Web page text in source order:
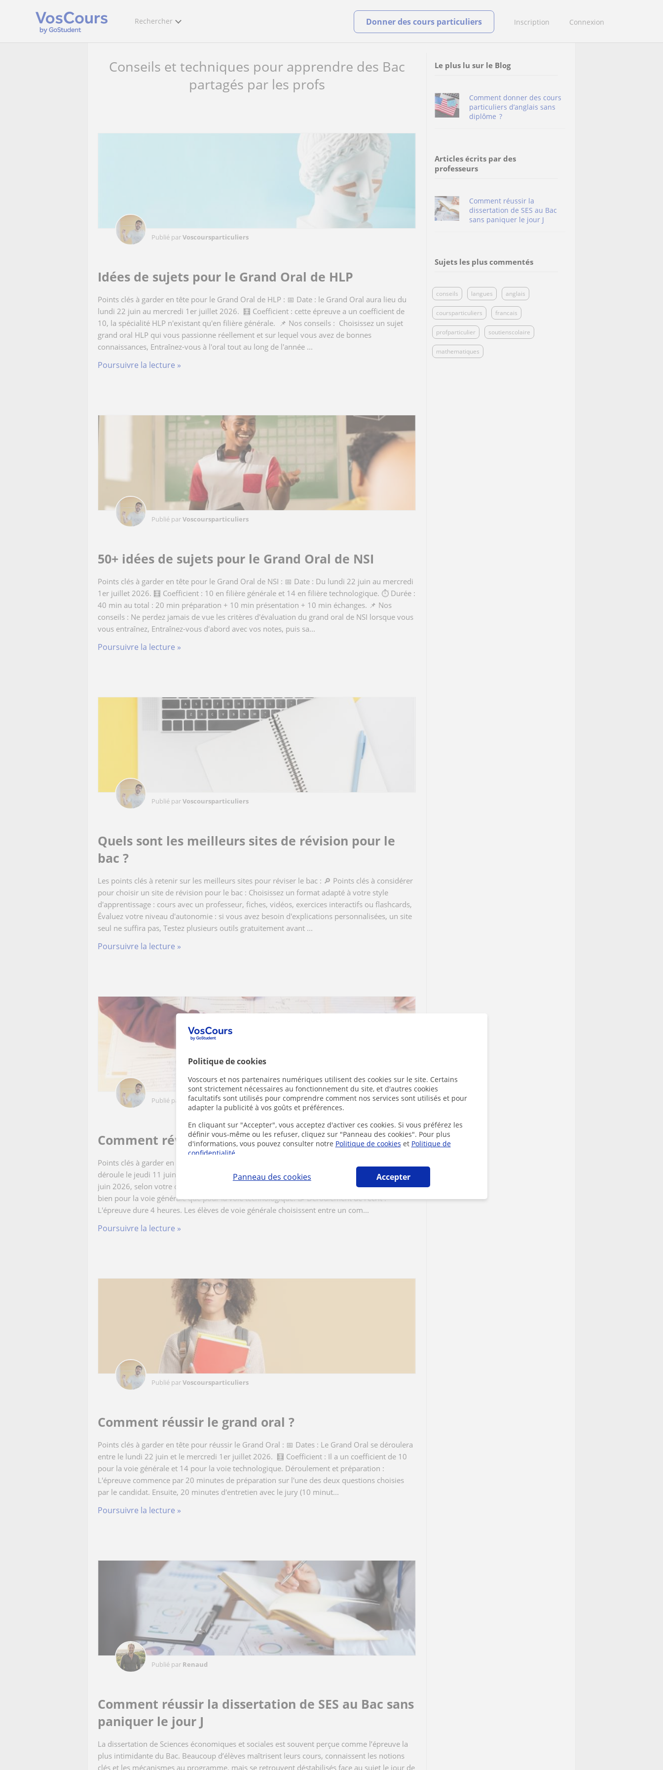
Politique de cookies
Voscours et nos partenaires numériques utilisent des cookies sur le site. Certains
sont strictement nécessaires au fonctionnement du site, et d'autres cookies
facultatifs sont utilisés pour comprendre comment nos services sont utilisés et pour
adapter la publicité à vos goûts et préférences.
En cliquant sur "Accepter", vous acceptez d'activer ces cookies. Si vous préférez les
définir vous-même ou les refuser, cliquez sur "Panneau des cookies". Pour plus
d'informations, vous pouvez consulter notre Politique de cookies et Politique de
confidentialité.
Panneau des cookies Accepter
Rechercher Inscription Connexion
Donner des cours particuliers
Conseils et techniques pour apprendre des Bac
partagés par les profs
Publié parVoscoursparticuliers
Idées de sujets pour le Grand Oral de HLP
Points clés à garder en tête pour le Grand Oral de HLP : 📅 Date : le Grand Oral aura lieu du
lundi 22 juin au mercredi 1er juillet 2026. 🧮 Coefficient : cette épreuve a un coefficient de
10, la spécialité HLP n'existant qu'en filière générale. 📌 Nos conseils : Choisissez un sujet
grand oral HLP qui vous passionne réellement et sur lequel vous avez de bonnes
connaissances, Entraînez-vous à l'oral tout au long de l'année ...
Poursuivre la lecture »
Publié parVoscoursparticuliers
50+ idées de sujets pour le Grand Oral de NSI
Points clés à garder en tête pour le Grand Oral de NSI : 📅 Date : Du lundi 22 juin au mercredi
1er juillet 2026. 🧮 Coefficient : 10 en filière générale et 14 en filière technologique. ⏱️ Durée :
40 min au total : 20 min préparation + 10 min présentation + 10 min échanges. 📌 Nos
conseils : Ne perdez jamais de vue les critères d'évaluation du grand oral de NSI lorsque vous
vous entraînez, Entraînez-vous d'abord avec vos notes, puis sa...
Poursuivre la lecture »
Publié parVoscoursparticuliers
Quels sont les meilleurs sites de révision pour le
bac ?
Les points clés à retenir sur les meilleurs sites pour réviser le bac : 🔎 Points clés à considérer
pour choisir un site de révision pour le bac : Choisissez un format adapté à votre style
d'apprentissage : cours avec un professeur, fiches, vidéos, exercices interactifs ou flashcards,
Évaluez votre niveau d'autonomie : si vous avez besoin d'explications personnalisées, un site
seul ne suffira pas, Testez plusieurs outils gratuitement avant ...
Poursuivre la lecture »
Publié par Voscoursparticuliers
Comment réviser le bac de français ?
Points clés à garder en tête pour réviser le bac de français : 📅 Dates : L'épreuve écrite se
déroule le jeudi 11 juin 2026 de 8h à 12h. L'épreuve orale commence à partir du lundi 22
juin 2026, selon votre convocation. 🧮 Coefficient : Le bac de français a un coefficient 5, aussi
bien pour la voie générale que pour la voie technologique. 📝 Déroulement de l'écrit :
L'épreuve dure 4 heures. Les élèves de voie générale choisissent entre un com...
Poursuivre la lecture »
Publié parVoscoursparticuliers
Comment réussir le grand oral ?
Points clés à garder en tête pour réussir le Grand Oral : 📅 Dates : Le Grand Oral se déroulera
entre le lundi 22 juin et le mercredi 1er juillet 2026. 🧮​ Coefficient : Il a un coefficient de 10
pour la voie générale et 14 pour la voie technologique. Déroulement et préparation :
L'épreuve commence par 20 minutes de préparation sur l'une des deux questions choisies
par le candidat. Ensuite, 20 minutes d'entretien avec le jury (10 minut...
Poursuivre la lecture »
Publié par Renaud
Comment réussir la dissertation de SES au Bac sans
paniquer le jour J
La dissertation de Sciences économiques et sociales est souvent perçue comme l’épreuve la
plus intimidante du Bac. Beaucoup d’élèves maîtrisent leurs cours, connaissent les notions
clés et les mécanismes au programme, mais se retrouvent déstabilisés face au sujet le jour de
Le plus lu sur le Blog
Comment donner des cours
particuliers d’anglais sans
diplôme ?
Articles écrits par des
professeurs
Comment réussir la
dissertation de SES au Bac
sans paniquer le jour J
Sujets les plus commentés
conseils langues anglais
coursparticuliers francais
profparticulier soutienscolaire
mathematiques